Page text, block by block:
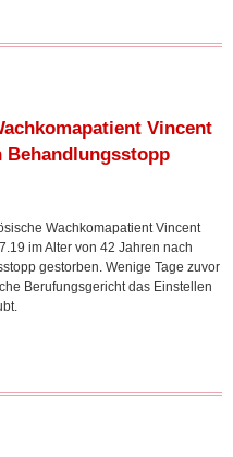
Vincent
Behandlungsstopp
Wachkomapatient Vincent
im Alter von 42 Jahren nach
gestorben. Wenige Tage zuvor
Berufungsgericht das Einstellen